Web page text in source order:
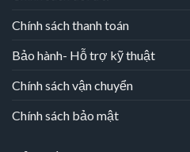
Chính sách thanh toán
Bảo hành- Hỗ trợ kỹ thuật
Chính sách vận chuyển
Chính sách bảo mật